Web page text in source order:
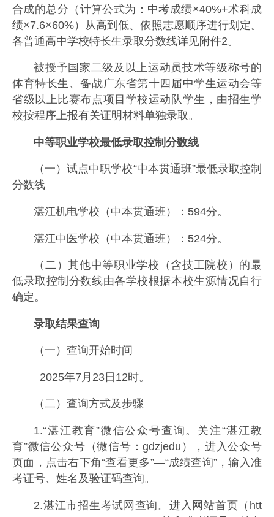
合成的总分（计算公式为：中考成绩×40%+术科成
绩×7.6×60%）从高到低、依照志愿顺序进行划定。
各普通高中学校特长生录取分数线详见附件2。
被授予国家二级及以上运动员技术等级称号的
体育特长生、备战广东省第十四届中学生运动会等
省级以上比赛布点项目学校运动队学生，由招生学
校按程序上报有关证明材料单独录取。
中等职业学校最低录取控制分数线
（一）试点中职学校“中本贯通班”最低录取控制
分数线
湛江机电学校（中本贯通班）：594分。
湛江中医学校（中本贯通班）：524分。
（二）其他中等职业学校（含技工院校）的最
低录取控制分数线由各学校根据本校生源情况自行
确定。
录取结果查询
（一）查询开始时间
2025年7月23日12时。
（二）查询方式及步骤
1.“湛江教育”微信公众号查询。关注“湛江教
育”微信公众号（微信号：gdzjedu），进入公众号
页面，点击右下角“查看更多”—“成绩查询”，输入准
考证号、姓名及验证码查询。
2.湛江市招生考试网查询。进入网站首页（htt